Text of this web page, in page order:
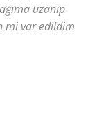
uzanıp
mi var edildim